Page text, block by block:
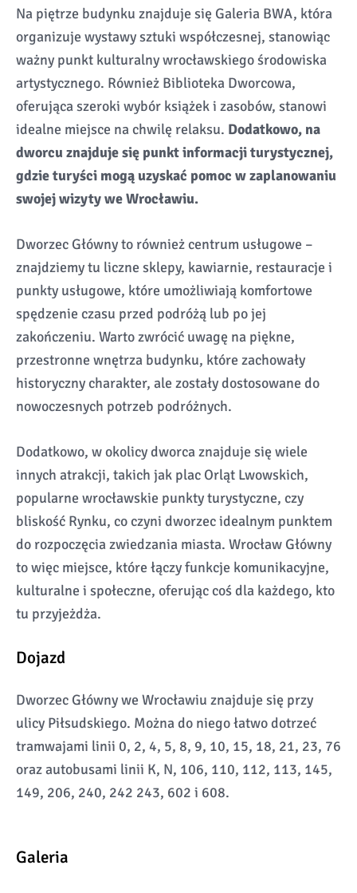
Na piętrze budynku znajduje się Galeria BWA, która
organizuje wystawy sztuki współczesnej, stanowiąc
ważny punkt kulturalny wrocławskiego środowiska
artystycznego. Również Biblioteka Dworcowa,
oferująca szeroki wybór książek i zasobów, stanowi
idealne miejsce na chwilę relaksu. Dodatkowo, na
dworcu znajduje się punkt informacji turystycznej,
gdzie turyści mogą uzyskać pomoc w zaplanowaniu
swojej wizyty we Wrocławiu.
Dworzec Główny to również centrum usługowe –
znajdziemy tu liczne sklepy, kawiarnie, restauracje i
punkty usługowe, które umożliwiają komfortowe
spędzenie czasu przed podróżą lub po jej
zakończeniu. Warto zwrócić uwagę na piękne,
przestronne wnętrza budynku, które zachowały
historyczny charakter, ale zostały dostosowane do
nowoczesnych potrzeb podróżnych.
Dodatkowo, w okolicy dworca znajduje się wiele
innych atrakcji, takich jak plac Orląt Lwowskich,
popularne wrocławskie punkty turystyczne, czy
bliskość Rynku, co czyni dworzec idealnym punktem
do rozpoczęcia zwiedzania miasta. Wrocław Główny
to więc miejsce, które łączy funkcje komunikacyjne,
kulturalne i społeczne, oferując coś dla każdego, kto
tu przyjeżdża.
Dojazd
Dworzec Główny we Wrocławiu znajduje się przy
ulicy Piłsudskiego. Można do niego łatwo dotrzeć
tramwajami linii 0, 2, 4, 5, 8, 9, 10, 15, 18, 21, 23, 76
oraz autobusami linii K, N, 106, 110, 112, 113, 145,
149, 206, 240, 242 243, 602 i 608.
Galeria